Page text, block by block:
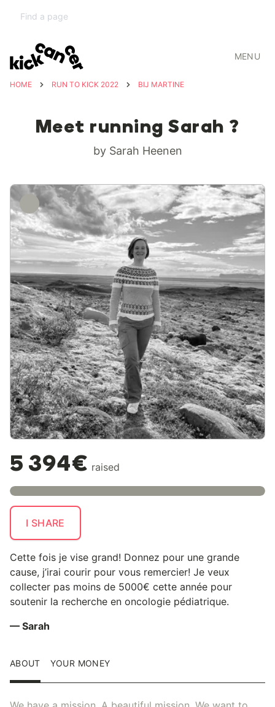
MENU
HOME RUN TO KICK 2022 BIJ MARTINE
Meet running Sarah ?
by Sarah Heenen
5 394€ raised
I SHARE
Cette fois je vise grand! Donnez pour une grande
cause, j’irai courir pour vous remercier! Je veux
collecter pas moins de 5000€ cette année pour
soutenir la recherche en oncologie pédiatrique.
— Sarah
ABOUT YOUR MONEY